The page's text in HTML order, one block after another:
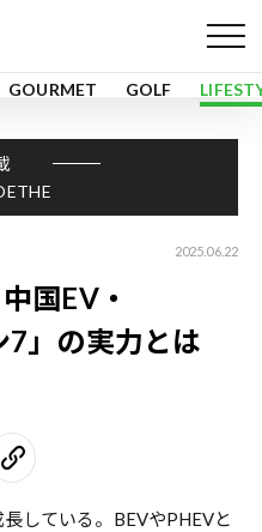
GOURMET GOLF
2025.06.22
国EV・
7」の実力とは
している。BEVやPHEVと